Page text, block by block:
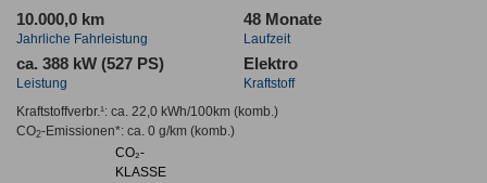
10.000,0 km
Jahrliche Fahrleistung
48 Monate
Laufzeit
ca. 388 kW (527 PS)
Leistung
Elektro
Kraftstoff
Kraftstoffverbr.¹: ca. 22,0 kWh/100km(komb.)
CO2-Emissionen*: ca. 0 g/km(komb.)
CO₂-
KLASSE